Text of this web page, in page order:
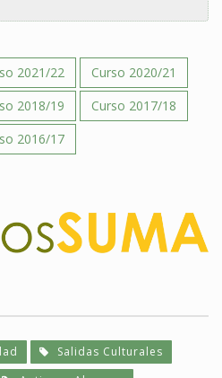
2021/22
Curso 2020/21
2018/19
Curso 2017/18
2016/17
Salidas Culturales